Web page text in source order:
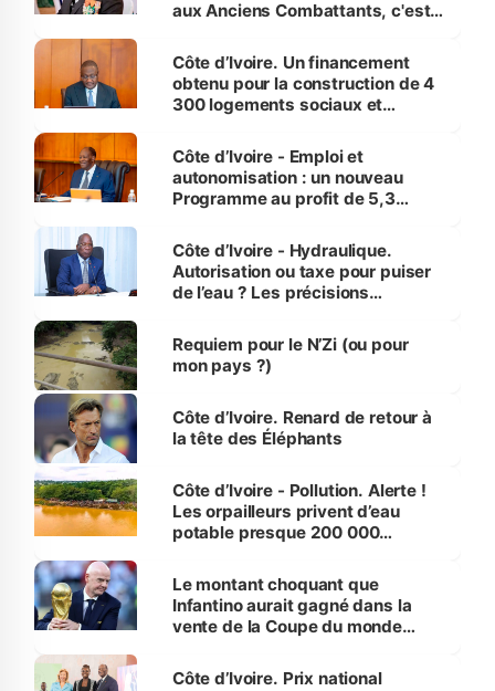
aux Anciens Combattants, c'est
Côte d’Ivoire. Un financement
obtenu pour la construction de 4
300 logements sociaux et
et Yamoussoukro
Côte d’Ivoire - Emploi et
autonomisation : un nouveau
Programme au profit de 5,3
Côte d’Ivoire - Hydraulique.
Autorisation ou taxe pour puiser
de l’eau ? Les précisions
Requiem pour le N’Zi (ou pour
mon pays ?)
Côte d’Ivoire. Renard de retour à
la tête des Éléphants
Côte d’Ivoire - Pollution. Alerte !
Les orpailleurs privent d’eau
potable presque 200 000
Le montant choquant que
Infantino aurait gagné dans la
vente de la Coupe du monde
Côte d’Ivoire. Prix national